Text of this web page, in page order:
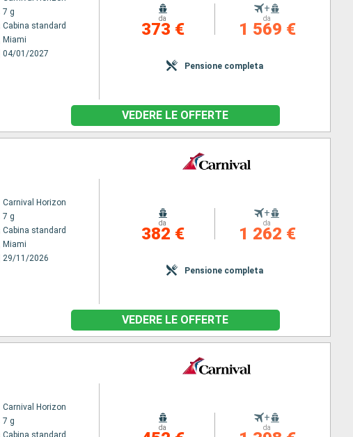
7 g
Cabina standard
Miami
04/01/2027
da
373 €
+
da
1 569 €
Pensione completa
VEDERE LE OFFERTE
Carnival Horizon
7 g
Cabina standard
Miami
29/11/2026
da
382 €
+
da
1 262 €
Pensione completa
VEDERE LE OFFERTE
Carnival Horizon
7 g
Cabina standard
da
+
da